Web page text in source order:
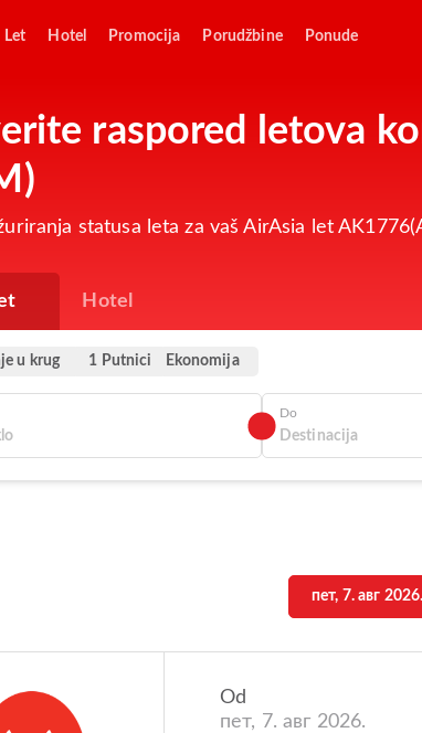
Let Hotel Promocija Porudžbine Ponude
raspored letova
statusa leta za vaš AirAsia let
Hotel
u krug 1 Putnici Ekonomija
Do
пет, 7. авг 2026.
Od
пет, 7. авг 2026.